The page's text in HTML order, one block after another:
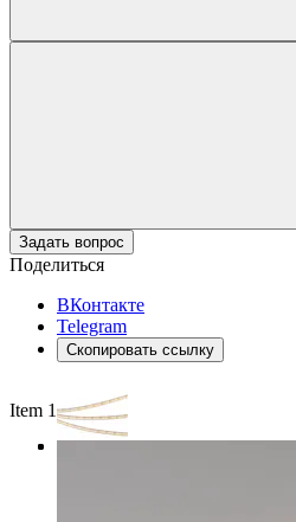
Задать вопрос
Поделиться
ВКонтакте
Telegram
Скопировать ссылку
Item 1 of 3